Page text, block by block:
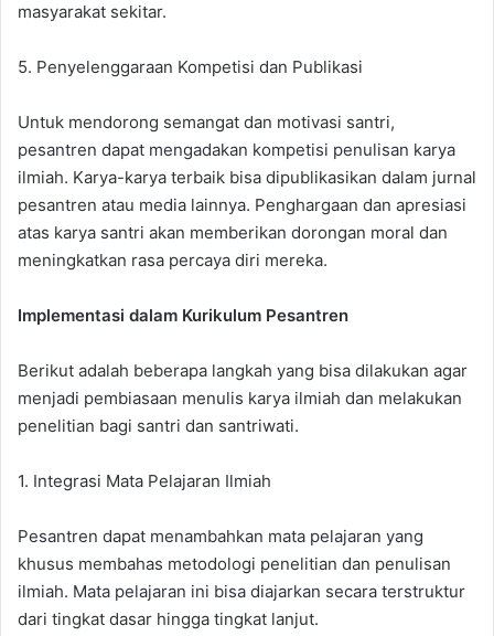
masyarakat sekitar.
5. Penyelenggaraan Kompetisi dan Publikasi
Untuk mendorong semangat dan motivasi santri,
pesantren dapat mengadakan kompetisi penulisan karya
ilmiah. Karya-karya terbaik bisa dipublikasikan dalam jurnal
pesantren atau media lainnya. Penghargaan dan apresiasi
atas karya santri akan memberikan dorongan moral dan
meningkatkan rasa percaya diri mereka.
Implementasi dalam Kurikulum Pesantren
Berikut adalah beberapa langkah yang bisa dilakukan agar
menjadi pembiasaan menulis karya ilmiah dan melakukan
penelitian bagi santri dan santriwati.
1. Integrasi Mata Pelajaran Ilmiah
Pesantren dapat menambahkan mata pelajaran yang
khusus membahas metodologi penelitian dan penulisan
ilmiah. Mata pelajaran ini bisa diajarkan secara terstruktur
dari tingkat dasar hingga tingkat lanjut.